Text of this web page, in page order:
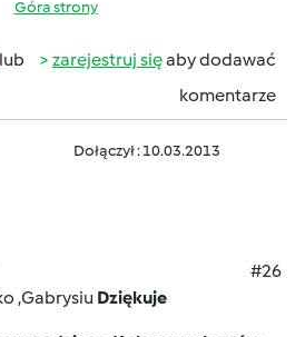
Góra strony
lub zarejestruj sięaby dodawać
komentarze
Dołączył : 10.03.2013
#26
,Gabrysiu Dziękuje